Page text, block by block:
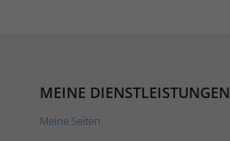
MEINE DIENSTLEISTUNGEN
Meine Seiten